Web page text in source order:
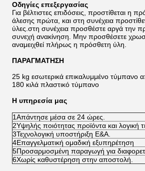
Οδηγίες επεξεργασίας
Για βέλτιστες επιδόσεις, προστίθεται η
άλεσης πρώτα, και στη συνέχεια
ύλες.στη συνέχεια προσθέστε αργά την
συνεχή ανακίνηση. Μην προσθέσετε
αναμειχθεί πλήρως η πρόσθετη ύλη.
ΠΑΡΑΓΜΑΤΗΣΗ
25 kg εσωτερικά επικαλυμμένο τύμπανο
180 κιλά πλαστικό τύμπανο
Η υπηρεσία μας
1Απάντησε μέσα σε 24 ώρες.
2Υψηλής ποιότητας προϊόντα και λογική
3Τεχνολογική υποστήριξη Ε&Α.
4Επαγγελματική ομαδική εξυπηρέτηση
5Προσαρμοσμένη παραγωγή για
6Χωρίς καθυστέρηση στην αποστολή.